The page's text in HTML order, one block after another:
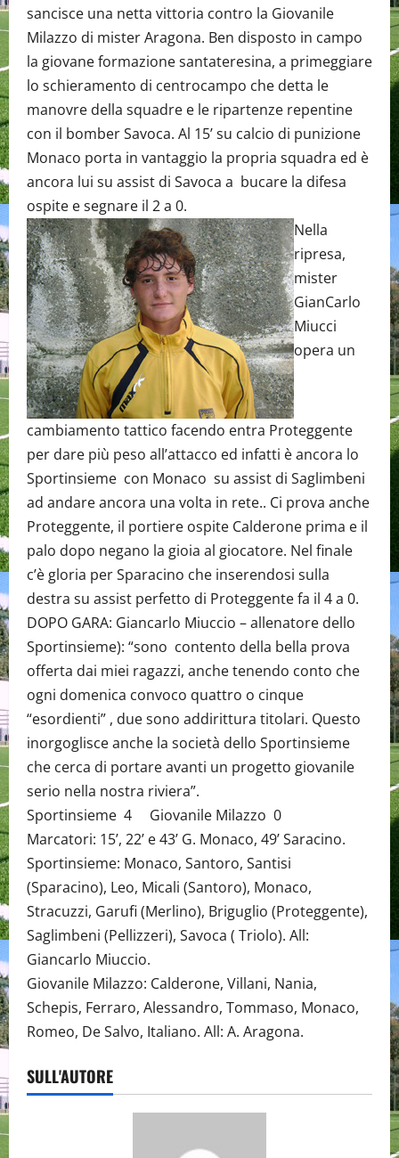
sancisce una netta vittoria contro la Giovanile
Milazzo di mister Aragona. Ben disposto in campo
la giovane formazione santateresina, a primeggiare
lo schieramento di centrocampo che detta le
manovre della squadre e le ripartenze repentine
con il bomber Savoca. Al 15’ su calcio di punizione
Monaco porta in vantaggio la propria squadra ed è
ancora lui su assist di Savoca a bucare la difesa
ospite e segnare il 2 a 0.
Nella
ripresa,
mister
GianCarlo
Miucci
opera un
cambiamento tattico facendo entra Proteggente
per dare più peso all’attacco ed infatti è ancora lo
Sportinsieme con Monaco su assist di Saglimbeni
ad andare ancora una volta in rete.. Ci prova anche
Proteggente, il portiere ospite Calderone prima e il
palo dopo negano la gioia al giocatore. Nel finale
c’è gloria per Sparacino che inserendosi sulla
destra su assist perfetto di Proteggente fa il 4 a 0.
DOPO GARA: Giancarlo Miuccio – allenatore dello
Sportinsieme): “sono contento della bella prova
offerta dai miei ragazzi, anche tenendo conto che
ogni domenica convoco quattro o cinque
“esordienti” , due sono addirittura titolari. Questo
inorgoglisce anche la società dello Sportinsieme
che cerca di portare avanti un progetto giovanile
serio nella nostra riviera”.
Sportinsieme 4 Giovanile Milazzo 0
Marcatori: 15’, 22’ e 43’ G. Monaco, 49’ Saracino.
Sportinsieme: Monaco, Santoro, Santisi
(Sparacino), Leo, Micali (Santoro), Monaco,
Stracuzzi, Garufi (Merlino), Briguglio (Proteggente),
Saglimbeni (Pellizzeri), Savoca ( Triolo). All:
Giancarlo Miuccio.
Giovanile Milazzo: Calderone, Villani, Nania,
Schepis, Ferraro, Alessandro, Tommaso, Monaco,
Romeo, De Salvo, Italiano. All: A. Aragona.
SULL'AUTORE